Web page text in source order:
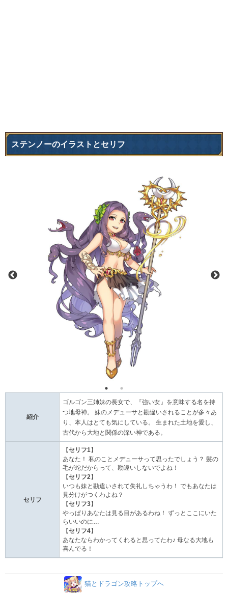
ステンノーのイラストとセリフ
紹介
ゴルゴン三姉妹の長女で、『強い女』を意味する名を持
つ地母神。 妹のメデューサと勘違いされることが多々あ
り、本人はとても気にしている。 生まれた土地を愛し、
古代から大地と関係の深い神である。
セリフ
【セリフ1 】
あなた！ 私のことメデューサって思ったでしょう？ 髪の
毛が蛇だからって、勘違いしないでよね！
【セリフ2 】
いつも妹と勘違いされて失礼しちゃうわ！ でもあなたは
見分けがつくわよね？
【セリフ3】
やっぱりあなたは見る目があるわね！ ずっとここにいた
らいいのに…
【セリフ4】
あなたならわかってくれると思ってたわ♪ 母なる大地も
喜んでる！
猫とドラゴン攻略トップへ